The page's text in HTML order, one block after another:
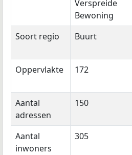
Verspreide
Bewoning
Soort regio
Buurt
Oppervlakte 172
Aantal
adressen
150
Aantal
inwoners
305